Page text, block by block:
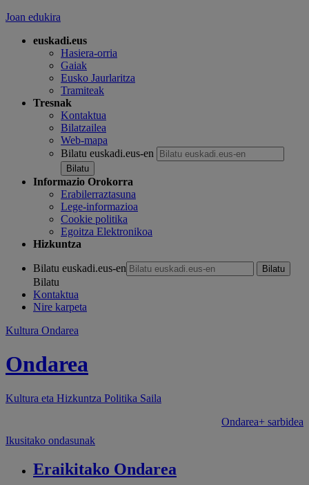
Joan edukira
euskadi.eus
Hasiera-orria
Gaiak
Eusko Jaurlaritza
Tramiteak
Tresnak
Kontaktua
Bilatzailea
Web-mapa
Bilatu euskadi.eus-en
Informazio Orokorra
Erabilerraztasuna
Lege-informazioa
Cookie politika
Egoitza Elektronikoa
Hizkuntza
Bilatu euskadi.eus-en
Bilatu
Kontaktua
Nire karpeta
Kultura Ondarea
Ondarea
Kultura eta Hizkuntza Politika Saila
Ondarea+ sarbidea
Ikusitako ondasunak
Eraikitako Ondarea